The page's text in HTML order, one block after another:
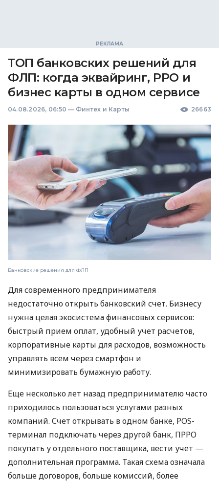
ТОП банковских решений для
ФЛП: когда эквайринг, РРО и
бизнес карты в одном сервисе
04.08.2026, 06:50 — Финтех и Карты 26663
Банковские решения для ФЛП
Для современного предпринимателя
недостаточно открыть банковский счет. Бизнесу
нужна целая экосистема финансовых сервисов:
быстрый прием оплат, удобный учет расчетов,
корпоративные карты для расходов, возможность
управлять всем через смартфон и
минимизировать бумажную работу.
Еще несколько лет назад предпринимателю часто
приходилось пользоваться услугами разных
компаний. Счет открывать в одном банке, POS-
терминал подключать через другой банк, ПРРО
покупать у отдельного поставщика, вести учет —
дополнительная программа. Такая схема означала
больше договоров, больше комиссий, более